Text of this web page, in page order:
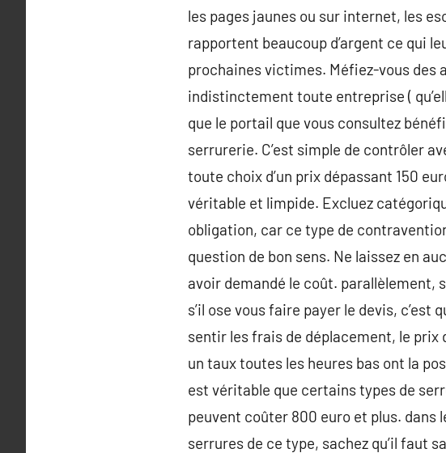
les pages jaunes ou sur internet, les
rapportent beaucoup d’argent ce qui
prochaines victimes. Méfiez-vous
indistinctement toute entreprise (
que le portail que vous consultez
serrurerie. C’est simple de contrôler
toute choix d’un prix dépassant 150
véritable et limpide. Excluez
obligation, car ce type de
question de bon sens. Ne laissez en
avoir demandé le coût. parallèlement,
s’il ose vous faire payer le devis,
sentir les frais de déplacement, le prix
un taux toutes les heures bas ont la
est véritable que certains types de
peuvent coûter 800 euro et plus. dans
serrures de ce type, sachez qu’il faut